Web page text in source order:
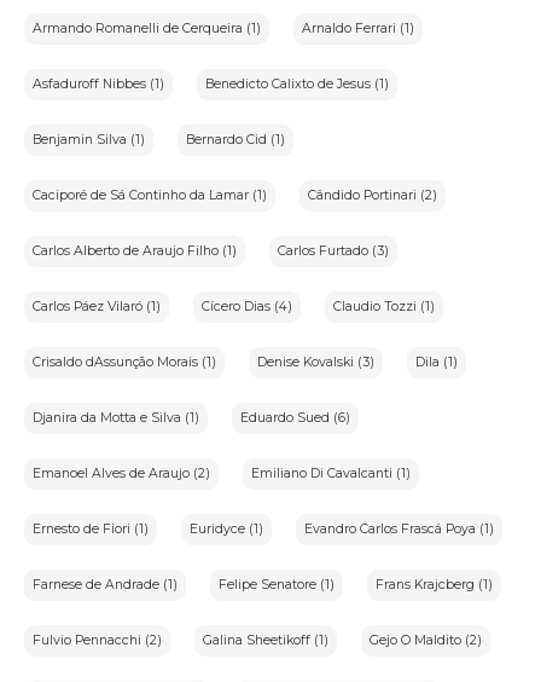
Armando Romanelli de Cerqueira (1) Arnaldo Ferrari (1)
Asfaduroff Nibbes (1) Benedicto Calixto de Jesus (1)
Benjamin Silva (1) Bernardo Cid (1)
Caciporé de Sá Continho da Lamar (1) Cândido Portinari (2)
Carlos Alberto de Araujo Filho (1) Carlos Furtado (3)
Carlos Páez Vilaró (1) Cícero Dias (4) Claudio Tozzi (1)
Crisaldo dAssunção Morais (1) Denise Kovalski (3) Dila (1)
Djanira da Motta e Silva (1) Eduardo Sued (6)
Emanoel Alves de Araujo (2) Emiliano Di Cavalcanti (1)
Ernesto de Fiori (1) Euridyce (1) Evandro Carlos Frascá Poya (1)
Farnese de Andrade (1) Felipe Senatore (1) Frans Krajcberg (1)
Fulvio Pennacchi (2) Galina Sheetikoff (1) Gejo O Maldito (2)